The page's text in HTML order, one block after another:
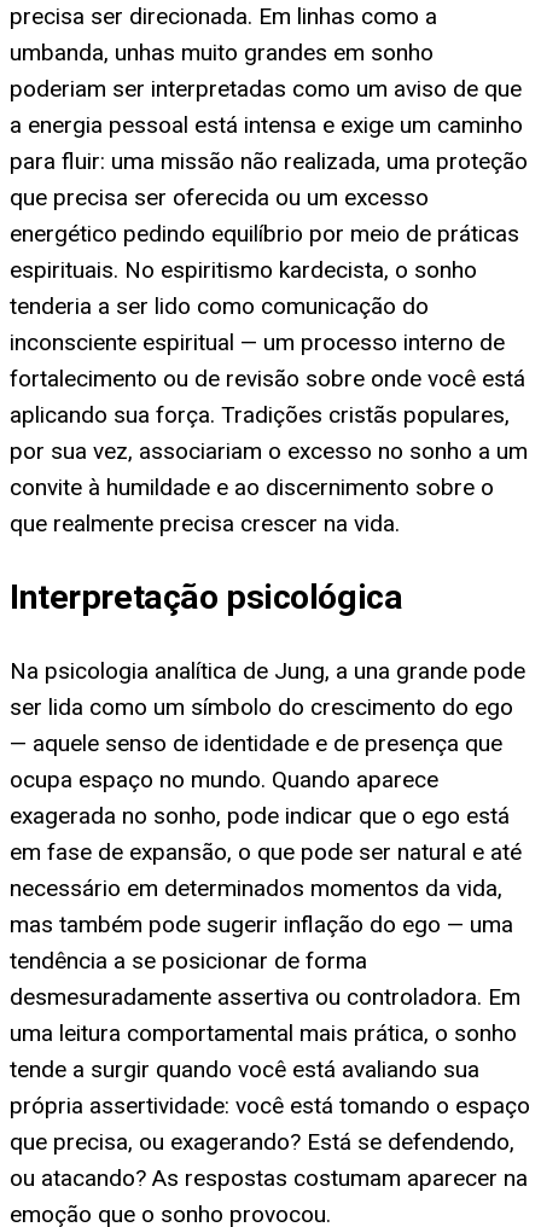
precisa ser direcionada. Em linhas como a
umbanda, unhas muito grandes em sonho
poderiam ser interpretadas como um aviso de que
a energia pessoal está intensa e exige um caminho
para fluir: uma missão não realizada, uma proteção
que precisa ser oferecida ou um excesso
energético pedindo equilíbrio por meio de práticas
espirituais. No espiritismo kardecista, o sonho
tenderia a ser lido como comunicação do
inconsciente espiritual — um processo interno de
fortalecimento ou de revisão sobre onde você está
aplicando sua força. Tradições cristãs populares,
por sua vez, associariam o excesso no sonho a um
convite à humildade e ao discernimento sobre o
que realmente precisa crescer na vida.
Interpretação psicológica
Na psicologia analítica de Jung, a una grande pode
ser lida como um símbolo do crescimento do ego
— aquele senso de identidade e de presença que
ocupa espaço no mundo. Quando aparece
exagerada no sonho, pode indicar que o ego está
em fase de expansão, o que pode ser natural e até
necessário em determinados momentos da vida,
mas também pode sugerir inflação do ego — uma
tendência a se posicionar de forma
desmesuradamente assertiva ou controladora. Em
uma leitura comportamental mais prática, o sonho
tende a surgir quando você está avaliando sua
própria assertividade: você está tomando o espaço
que precisa, ou exagerando? Está se defendendo,
ou atacando? As respostas costumam aparecer na
emoção que o sonho provocou.